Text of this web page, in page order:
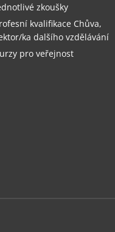
zkoušky
kvalifikace Chůva,
ka dalšího vzdělávání
pro veřejnost